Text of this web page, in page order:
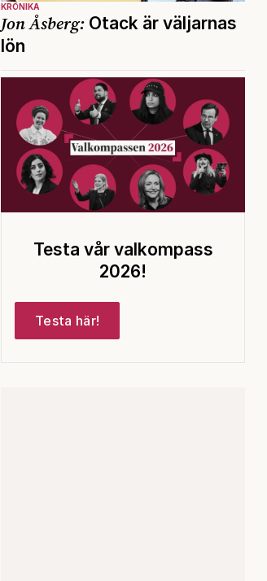
KRÖNIKA
Jon Åsberg: Otack är väljarnas
lön
Testa vår valkompass
2026!
Testa här!